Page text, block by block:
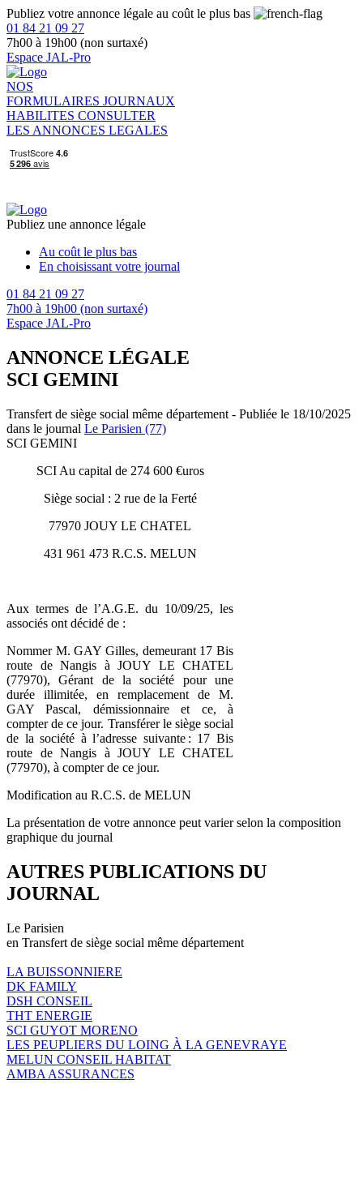
Publiez votre annonce légale au coût le plus bas
01 84 21 09 27
7h00 à 19h00 (non surtaxé)
Espace JAL-Pro
NOS
FORMULAIRES JOURNAUX
HABILITES CONSULTER
LES ANNONCES LEGALES
Publiez une annonce légale
Au coût le plus bas
En choisissant votre journal
01 84 21 09 27
7h00 à 19h00 (non surtaxé)
Espace JAL-Pro
ANNONCE LÉGALE
SCI GEMINI
Transfert de siège social même département - Publiée le 18/10/2025
dans le journal Le Parisien (77)
SCI GEMINI
SCI Au capital de 274 600 €uros
Siège social : 2 rue de la Ferté
77970 JOUY LE CHATEL
431 961 473 R.C.S. MELUN
Aux termes de l’A.G.E. du 10/09/25, les
associés ont décidé de :
Nommer M. GAY Gilles, demeurant 17 Bis
route de Nangis à JOUY LE CHATEL
(77970), Gérant de la société pour une
durée illimitée, en remplacement de M.
GAY Pascal, démissionnaire et ce, à
compter de ce jour. Transférer le siège social
de la société à l’adresse suivante : 17 Bis
route de Nangis à JOUY LE CHATEL
(77970), à compter de ce jour.
Modification au R.C.S. de MELUN
La présentation de votre annonce peut varier selon la composition
graphique du journal
AUTRES PUBLICATIONS DU
JOURNAL
Le Parisien
en Transfert de siège social même département
LA BUISSONNIERE
DK FAMILY
DSH CONSEIL
THT ENERGIE
SCI GUYOT MORENO
LES PEUPLIERS DU LOING À LA GENEVRAYE
MELUN CONSEIL HABITAT
AMBA ASSURANCES